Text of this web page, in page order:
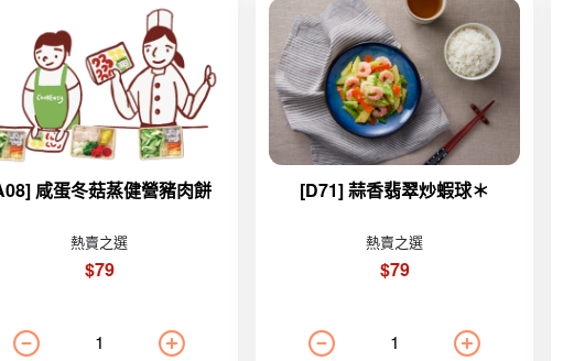
咸蛋冬菇蒸健營豬肉餅
熱賣之選
$79
[D71] 蒜香翡翠炒蝦球＊
熱賣之選
$79